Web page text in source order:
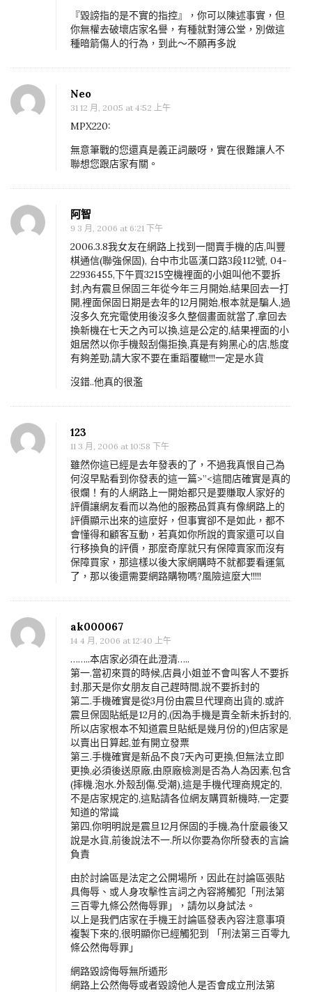
『毀謗指的是不實的指控』，你可以陳述事實，但
你無權去破壞店家名譽，有種就對簿公堂，別做這
種暗箭傷人的行為，到此～不願再多說
Neo
31 12 月, 2005 at 4:52 上午
MPX220:
無意筆戰的您還真是義正詞嚴呀，實在很難讓人不
聯想您跟店家有關。
阿智
9 3 月, 2006 at 6:21 下午
2006.3.8我女友在網路上找到一間賣手機的店,叫豐
棋通信(聯強保固), 台中市北區漢口路3段112號, 04-
22936455,下午買3215空機裡面的小姐叫他不要拆
封,內有震旦保固三年從今年三月開始,結果回去一打
開,裡面保固日期是去年的12月開始,根本就是騙人,過
沒多久充完電使用後沒多久整個畫面就當了,拿回去
換新機在七天之內可以換,這是公定的,結果裡面的小
姐居然以你手機殼刮傷拒換,真是有夠黑心的店,態度
有夠差勁,請大家不要在重蹈覆轍!!!一定是水貨
沒錯..他真的很濫
123
11 3 月, 2006 at 10:58 下午
雖然你這已經是去年發表的了，不過我真恨自己為
何沒早點看到你發表的這一篇>”<這間店確實是真的
很爛！有的人網路上一開始都只是要賺取人家好的
評價讓網友看而以為他的服務品質真有像網路上的
評價顯示出來的這麼好，但事實卻不是如此，都不
會懂得和顧客互動，若真如你所說的賣家還可以自
行移換負的評價，那麼奇摩就只有保障賣家而沒有
保障買家，那這樣以後大家網購時不就都要看運氣
了，那以後還需要網路購物嗎?風險這麼大!!!!!
ak000067
14 4 月, 2006 at 12:40 上午
……..本店家必須在此澄清…..
第一.當初來買的時候,店員小姐並不會叫客人不要拆
封,那天是你女朋友自己趕時間,說不要拆封的
第二.手機確實是從3月份由震旦代理商出貨的.或許
震旦保固貼紙是12月的,(因為手機是賣全新未拆封的,
所以店家根本不知道震旦貼紙是幾月份的)但店家是
以賣出日算起,並有開立發票
第三.手機確實是新品不良7天內可更換,但無法立即
更換,必須後送原廠,由原廠檢測是否為人為因素,包含
(摔機.泡水.外殼刮傷.受潮),這是手機代理商規定的,
不是店家規定的,這點請各位網友購買新機時,一定要
知道的常識
第四,你明明說是震旦12月保固的手機,為什麼最後又
說是水貨,前後說法不一.所以你要為你所發表的言論
負責
由於討論區是法定之公開場所，因此在討論區張貼
具侮辱、或人身攻擊性言詞之內容將觸犯「刑法第
三百零九條公然侮辱罪」，請勿以身試法。
以上是我們店家在手機王討論區發表內容注意事項
複製下來的,很明顯你已經觸犯到 「刑法第三百零九
條公然侮辱罪」
網路毀謗侮辱無所遁形
網路上公然侮辱或者毀謗他人是否會成立刑法第